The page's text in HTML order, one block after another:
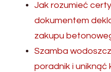
Jak rozumieć
dokumentem
zakupu
Szamba
poradnik i uniknąć